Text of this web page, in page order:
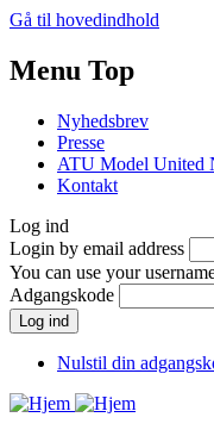
Gå til hovedindhold
Menu Top
Nyhedsbrev
Presse
ATU Model United
Kontakt
Log ind
Login by email address
You can use your
Adgangskode
Nulstil din